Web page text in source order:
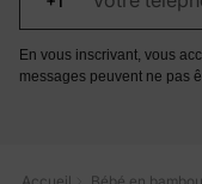
En vous inscrivant, vous
messages peuvent ne pas